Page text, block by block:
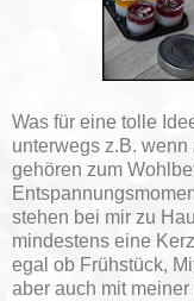
Was für eine tolle
unterwegs z.B.
gehören zum
stehen bei mir zu
mindestens eine
egal ob Frühstück,
aber auch mit